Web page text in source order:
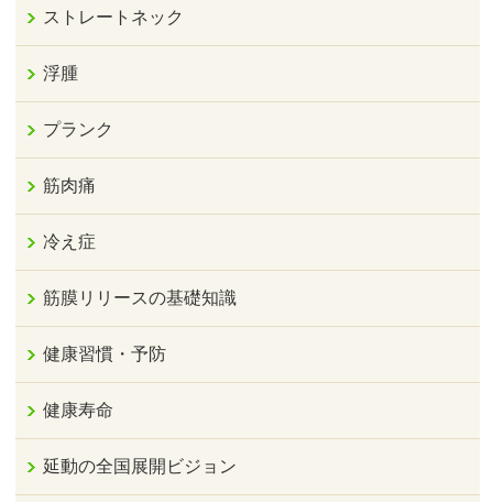
ストレートネック
浮腫
プランク
筋肉痛
冷え症
筋膜リリースの基礎知識
健康習慣・予防
健康寿命
延動の全国展開ビジョン